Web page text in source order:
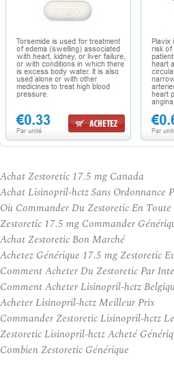
Achat Zestoretic 17.5 mg Canada
Achat Lisinopril-hctz Sans Ordonnance
Où Commander Du Zestoretic En Toute
Zestoretic 17.5 mg Commander
Achat Zestoretic Bon Marché
Achetez Générique 17.5 mg Zestoretic
Comment Acheter Du Zestoretic Par
Comment Acheter Lisinopril-hctz
Acheter Lisinopril-hctz Meilleur Prix
Commander Zestoretic Lisinopril-hctz
Zestoretic Lisinopril-hctz Acheté
Combien Zestoretic Générique